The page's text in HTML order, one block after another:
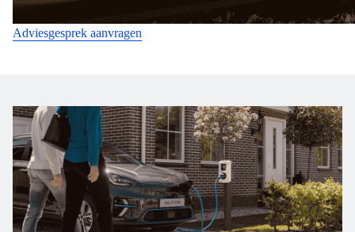
Adviesgesprek aanvragen